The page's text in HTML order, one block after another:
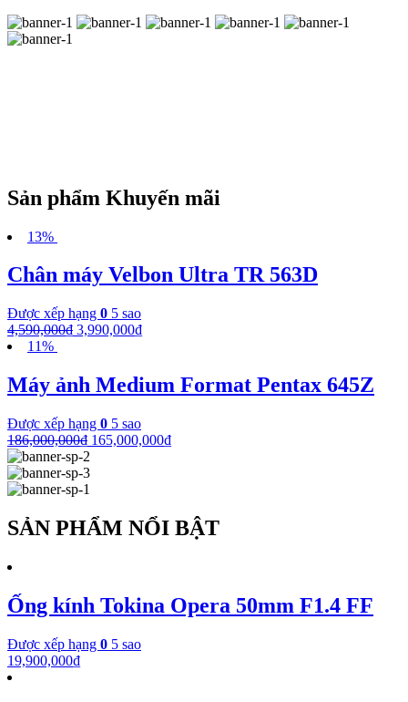
Sản phẩm Khuyến mãi
13%
Chân máy Velbon Ultra TR 563D
Được xếp hạng 0 5 sao
4,590,000₫ 3,990,000₫
11%
Máy ảnh Medium Format Pentax 645Z
Được xếp hạng 0 5 sao
186,000,000₫ 165,000,000₫
SẢN PHẨM NỔI BẬT
Ống kính Tokina Opera 50mm F1.4 FF
Được xếp hạng 0 5 sao
19,900,000₫